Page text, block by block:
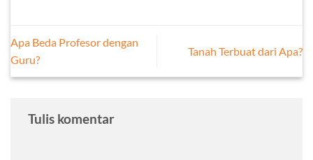
Apa Beda Profesor dengan
Guru?
Tanah Terbuat dari Apa?
Tulis komentar